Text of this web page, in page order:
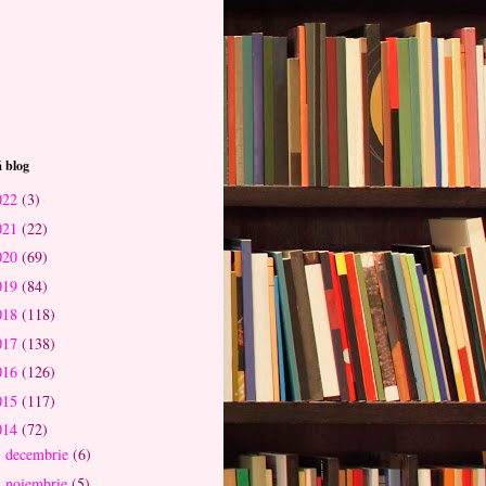
blog
(3)
(22)
(69)
(84)
(118)
(138)
(126)
(117)
(72)
decembrie (6)